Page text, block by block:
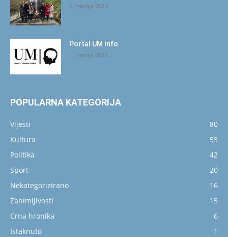
2. travnja 2025.
Portal UM Info
1. travnja 2025.
POPULARNA KATEGORIJA
Vijesti
80
Kultura
55
Politika
42
Sport
20
Nekategorizirano
16
Zanimljivosti
15
Crna hronika
6
Istaknuto
1